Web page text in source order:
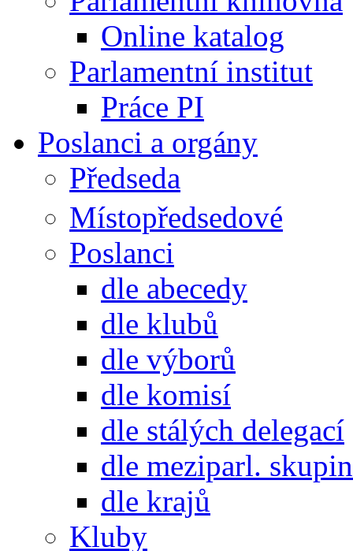
Online katalog
Parlamentní institut
Práce PI
Poslanci a orgány
Předseda
Místopředsedové
Poslanci
dle abecedy
dle klubů
dle výborů
dle komisí
dle stálých delegací
dle meziparl. skupin
dle krajů
Kluby